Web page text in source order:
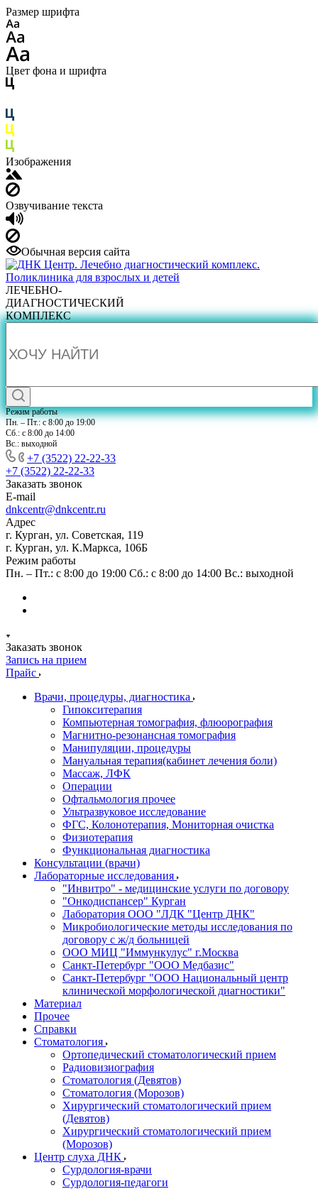
Размер шрифта
Цвет фона и шрифта
Изображения
Озвучивание текста
Обычная версия сайта
ЛЕЧЕБНО-
ДИАГНОСТИЧЕСКИЙ
КОМПЛЕКС
Режим работы
Пн. – Пт.: с 8:00 до 19:00
Сб.: с 8:00 до 14:00
Вс.: выходной
+7 (3522) 22-22-33
+7 (3522) 22-22-33
Заказать звонок
E-mail
dnkcentr@dnkcentr.ru
Адрес
г. Курган, ул. Советская, 119
г. Курган, ул. К.Маркса, 106Б
Режим работы
Пн. – Пт.: с 8:00 до 19:00 Сб.: с 8:00 до 14:00 Вс.: выходной
Заказать звонок
Запись на прием
Прайс
Врачи, процедуры, диагностика
Гипокситерапия
Компьютерная томография, флюорография
Магнитно-резонансная томография
Манипуляции, процедуры
Мануальная терапия(кабинет лечения боли)
Массаж, ЛФК
Операции
Офтальмология прочее
Ультразвуковое исследование
ФГС, Колонотерапия, Мониторная очистка
Физиотерапия
Функциональная диагностика
Консультации (врачи)
Лабораторные исследования
"Инвитро" - медицинские услуги по договору
"Онкодиспансер" Курган
Лаборатория ООО "ЛДК "Центр ДНК"
Микробиологические методы исследования по
договору с ж/д больницей
ООО МИЦ "Иммункулус" г.Москва
Санкт-Петербург "ООО Медбазис"
Санкт-Петербург "ООО Национальный центр
клинической морфологической диагностики"
Материал
Прочее
Справки
Стоматология
Ортопедический стоматологический прием
Радиовизиография
Стоматология (Девятов)
Стоматология (Морозов)
Хирургический стоматологический прием
(Девятов)
Хирургический стоматологический прием
(Морозов)
Центр слуха ДНК
Сурдология-врачи
Сурдология-педагоги